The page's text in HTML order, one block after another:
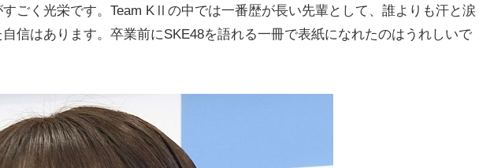
ごく光栄です。Team KⅡの中では一番歴が長い先輩として、誰よりも汗と涙
信はあります。卒業前にSKE48を語れる一冊で表紙になれたのはうれしいで